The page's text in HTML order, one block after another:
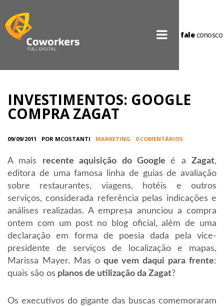
faleconosco
INVESTIMENTOS: GOOGLE
COMPRA ZAGAT
09/09/2011 POR MCOSTANTI MARKETING 0 COMENTÁRIOS
A mais recente aquisição do Googleé a Zagat,
editora de uma famosa linha de guias de avaliação
sobre restaurantes, viagens, hotéis e outros
serviços, considerada referência pelas indicações e
análises realizadas. A empresa anunciou a compra
ontem com um post no blog oficial, além de uma
declaração em forma de poesia dada pela vice-
presidente de serviços de localização e mapas,
Marissa Mayer. Mas oque vem daqui para frente:
quais são os planos de utilização da Zagat?
Os executivos do gigante das buscas comemoraram